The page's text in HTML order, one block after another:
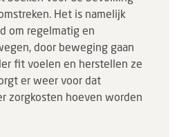
Het is namelijk
om regelmatig en
door beweging gaan
fit voelen en herstellen ze
er weer voor dat
zorgkosten hoeven worden